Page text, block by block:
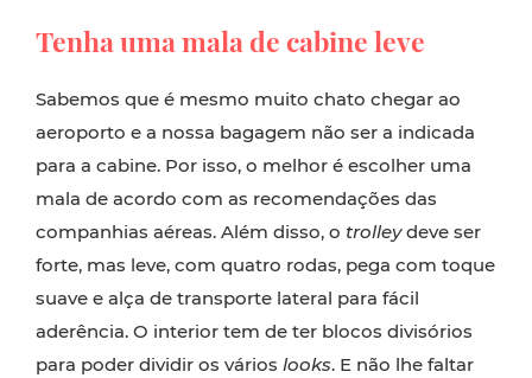
Tenha uma mala de cabine leve
Sabemos que é mesmo muito chato chegar ao
aeroporto e a nossa bagagem não ser a indicada
para a cabine. Por isso, o melhor é escolher uma
mala de acordo com as recomendações das
companhias aéreas. Além disso, o trolleydeve ser
forte, mas leve, com quatro rodas, pega com toque
suave e alça de transporte lateral para fácil
aderência. O interior tem de ter blocos divisórios
para poder dividir os vários looks. E não lhe faltar